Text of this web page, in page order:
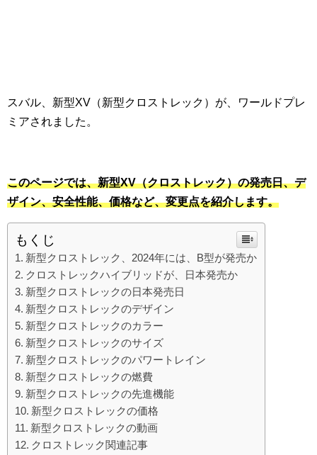
スバル、新型XV（新型クロストレック）が、ワールドプレ
ミアされました。
このページでは、新型XV（クロストレック）の発売日、デ
ザイン、安全性能、価格など、変更点を紹介します。
もくじ
新型クロストレック、2024年には、B型が発売か
クロストレックハイブリッドが、日本発売か
新型クロストレックの日本発売日
新型クロストレックのデザイン
新型クロストレックのカラー
新型クロストレックのサイズ
新型クロストレックのパワートレイン
新型クロストレックの燃費
新型クロストレックの先進機能
新型クロストレックの価格
新型クロストレックの動画
クロストレック関連記事